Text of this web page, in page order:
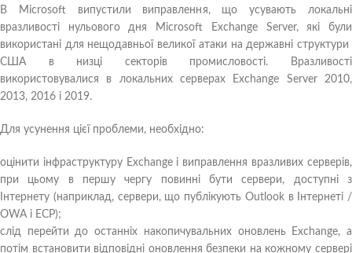
В Microsoft випустили виправлення, що усувають локальні
вразливості нульового дня Microsoft Exchange Server, які були
використані для нещодавньої великої атаки на державні структури
США в низці секторів промисловості. Вразливості
використовувалися в локальних серверах Exchange Server 2010,
2013, 2016 і 2019.
Для усунення цієї проблеми, необхідно:
оцінити інфраструктуру Exchange і виправлення вразливих серверів,
при цьому в першу чергу повинні бути сервери, доступні з
Інтернету (наприклад, сервери, що публікують Outlook в Інтернеті /
OWA і ECP);
слід перейти до останніх накопичувальних оновлень Exchange, а
потім встановити відповідні оновлення безпеки на кожному сервері